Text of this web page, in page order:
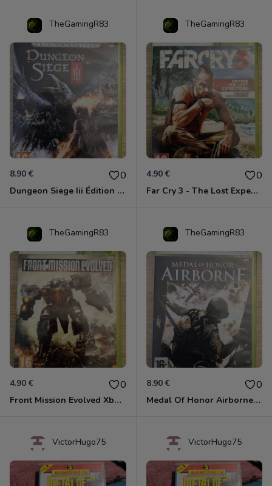
TheGamingR83
8.90 € 0
Dungeon Siege Iii Édition Limitée - Vf Intégrale Xbox 360
TheGamingR83
4.90 € 0
Far Cry 3 - The Lost Expeditions - Edition Spéciale Xbox 360
TheGamingR83
4.90 € 0
Front Mission Evolved Xbox 360
TheGamingR83
8.90 € 0
Medal Of Honor Airborne Xbox 360
VictorHugo75 VictorHugo75